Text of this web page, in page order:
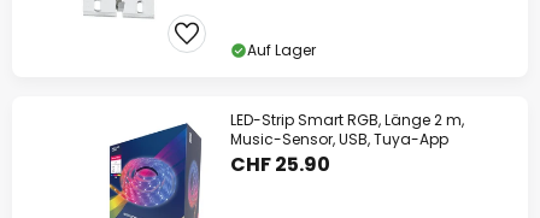
Auf Lager
LED-Strip Smart RGB, Länge 2 m,
Music-Sensor, USB, Tuya-App
CHF 25.90